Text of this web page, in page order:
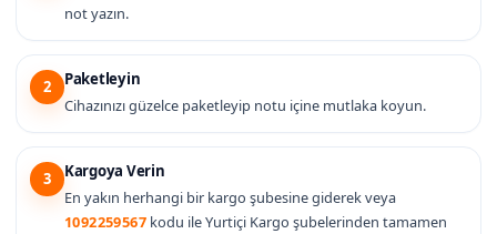
not yazın.
2
Paketleyin
Cihazınızı güzelce paketleyip notu içine mutlaka koyun.
3
Kargoya Verin
En yakın herhangi bir kargo şubesine giderek veya
1092259567 kodu ile Yurtiçi Kargo şubelerinden tamamen